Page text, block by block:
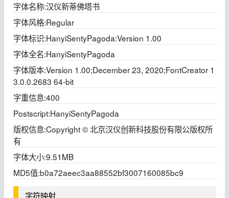
字体名称:汉仪新蒂佛塔书
字体风格:Regular
字体标识:HanyiSentyPagoda:Version 1.00
字体全名:HanyiSentyPagoda
字体版本:Version 1.00;December 23, 2020;FontCreator 1
3.0.0.2683 64-bit
字重信息:400
Postscript:HanyiSentyPagoda
版权信息:Copyright © 北京汉仪创新科技股份有限公版权所
有
字体大小:9.51MB
MD5值:b0a72aeec3aa88552bf3007160085bc9